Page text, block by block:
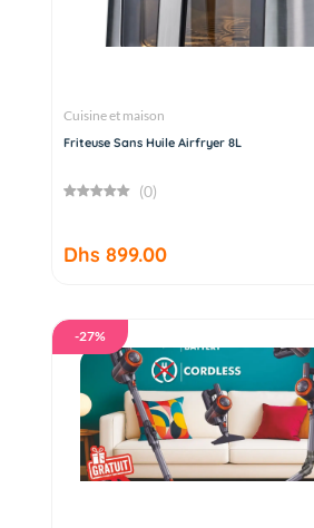
Cuisine et maison
Friteuse Sans Huile Airfryer 8L
(0)
Dhs 899.00
-27%